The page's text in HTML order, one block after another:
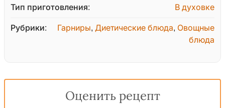
Тип приготовления: В духовке
Рубрики: Гарниры, Диетические блюда, Овощные
блюда
Оценить рецепт